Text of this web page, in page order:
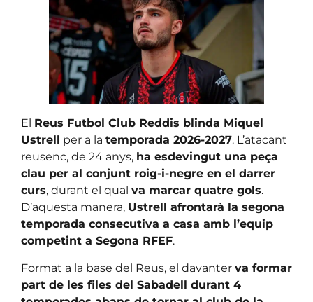
El Reus Futbol Club Reddis blinda Miquel
Ustrell per a la temporada 2026-2027. L’atacant
reusenc, de 24 anys, ha esdevingut una peça
clau per al conjunt roig-i-negre en el darrer
curs, durant el qual va marcar quatre gols.
D’aquesta manera, Ustrell afrontarà la segona
temporada consecutiva a casa amb l’equip
competint a Segona RFEF.
Format a la base del Reus, el davanter va formar
part de les files del Sabadell durant 4